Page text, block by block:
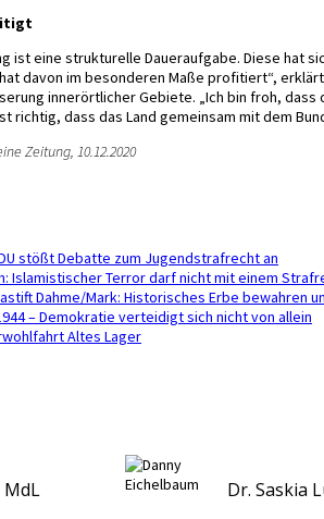
ist eine strukturelle Daueraufgabe. Diese hat
davon im besonderen Maße profitiert“,
innerörtlicher Gebiete. „Ich bin froh,
richtig, dass das Land gemeinsam mit dem
Zeitung, 10.12.2020
stößt Debatte zum Jugendstrafrecht an
Islamistischer Terror darf nicht mit einem
Dahme/Mark: Historisches Erbe bewahren
– Demokratie verteidigt sich nicht von allein
Altes Lager
MdL Dr. Saskia